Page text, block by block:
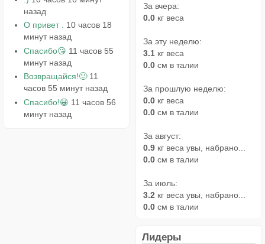
назад
О привет . 10 часов 18
минут назад
Спасибо😘 11 часов 55
минут назад
Возвращайся!🙂 11
часов 55 минут назад
Спасибо!😀 11 часов 56
минут назад
За вчера:
0.0 кг веса
За эту неделю:
3.1 кг веса
0.0 см в талии
За прошлую неделю:
0.0 кг веса
0.0 см в талии
За август:
0.9 кг веса увы, набрано...
0.0 см в талии
За июль:
3.2 кг веса увы, набрано...
0.0 см в талии
Лидеры